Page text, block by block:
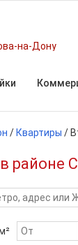
на-Дону
/ Квартиры /